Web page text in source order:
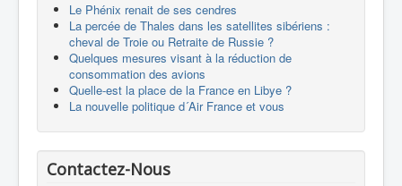
DronesLe Phénix renait de ses cendres
La percée de Thales dans les satellites sibériens :
cheval de Troie ou Retraite de Russie ?
Quelques mesures visant à la réduction de
consommation des avions
Quelle-est la place de la France en Libye ?
La nouvelle politique d´Air France et vous
Contactez-Nous